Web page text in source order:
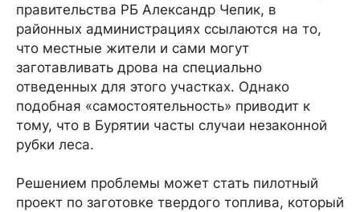
правительства РБ Александр Чепик, в
районных администрациях ссылаются на то,
что местные жители и сами могут
заготавливать дрова на специально
отведенных для этого участках. Однако
подобная «самостоятельность» приводит к
тому, что в Бурятии часты случаи незаконной
рубки леса.
Решением проблемы может стать пилотный
проект по заготовке твердого топлива, который